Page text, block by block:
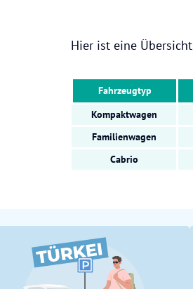
Hier ist eine
Fahrzeugtyp
Kompaktwagen
Familienwagen
Cabrio